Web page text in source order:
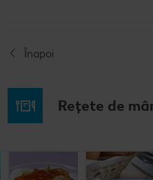
Înapoi
Rețete de
Musaca de
Lapte de